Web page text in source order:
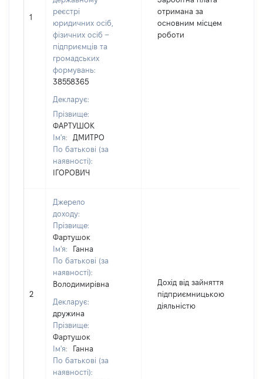
1
реєстрі
юридичних осіб,
фізичних осіб –
підприємців та
громадських
формувань:
38558365
Декларує:
Прізвище:
ФАРТУШОК
Ім'я:
ДМИТРО
По батькові (за
наявності):
ІГОРОВИЧ
отримана за
основним місцем
роботи
2
Джерело
доходу:
Прізвище:
Фартушок
Ім'я:
Ганна
По батькові (за
наявності):
Володимирівна
Декларує:
дружина
Прізвище:
Фартушок
Ім'я:
Ганна
По батькові (за
наявності):
Дохід від зайняття
підприємницькою
діяльністю